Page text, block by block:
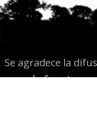
Se agradece la
la fuente